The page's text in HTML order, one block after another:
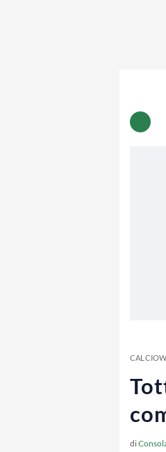
di